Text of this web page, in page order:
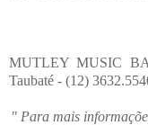
MUTLEY MUSIC
Taubaté - (12)
" Para mais